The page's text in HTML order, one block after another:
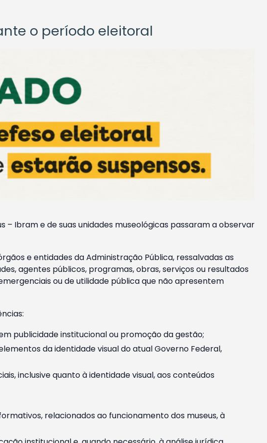
o período eleitoral
– Ibram e de suas unidades museológicas passaram a observar
e entidades da Administração Pública, ressalvadas as
agentes públicos, programas, obras, serviços ou resultados
ou de utilidade pública que não apresentem
publicidade institucional ou promoção da gestão;
da identidade visual do atual Governo Federal,
inclusive quanto à identidade visual, aos conteúdos
relacionados ao funcionamento dos museus, à